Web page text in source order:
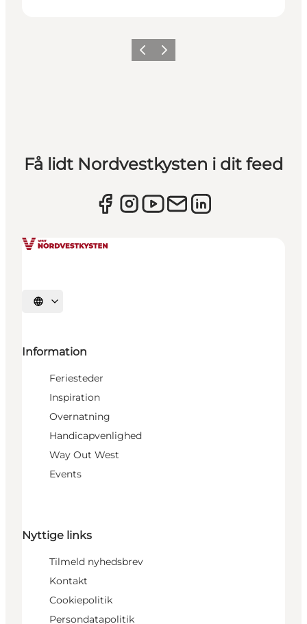
ForrigeNæste
Få lidt Nordvestkysten i dit feed
Vælg sprog
Information
Feriesteder
Inspiration
Overnatning
Handicapvenlighed
Way Out West
Events
Nyttige links
Tilmeld nyhedsbrev
Kontakt
Cookiepolitik
Persondatapolitik